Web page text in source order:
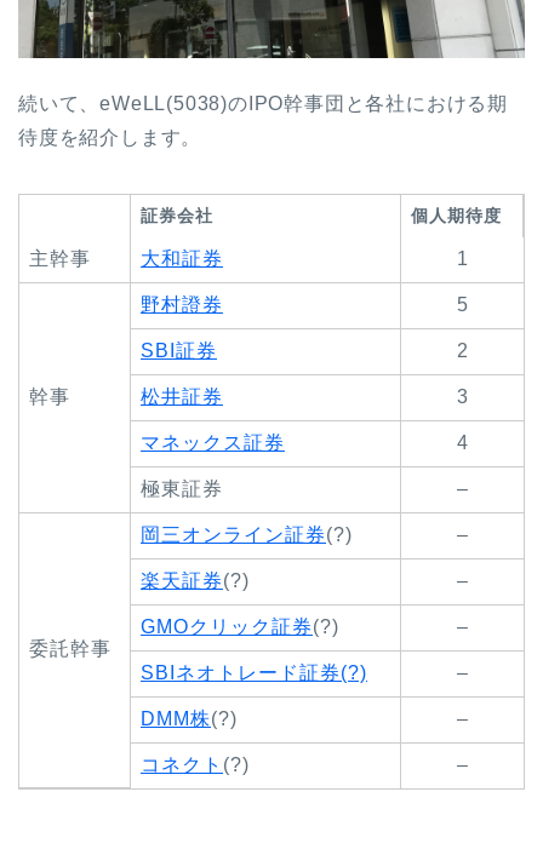
続いて、eWeLL(5038)のIPO幹事団と各社における期
待度を紹介します。
証券会社 個人期待度
主幹事 大和証券 1
幹事
野村證券 5
SBI証券 2
松井証券 3
マネックス証券 4
極東証券 –
委託幹事
岡三オンライン証券(?) –
楽天証券(?) –
GMOクリック証券(?) –
SBIネオトレード証券(?) –
DMM株(?) –
コネクト (?) –